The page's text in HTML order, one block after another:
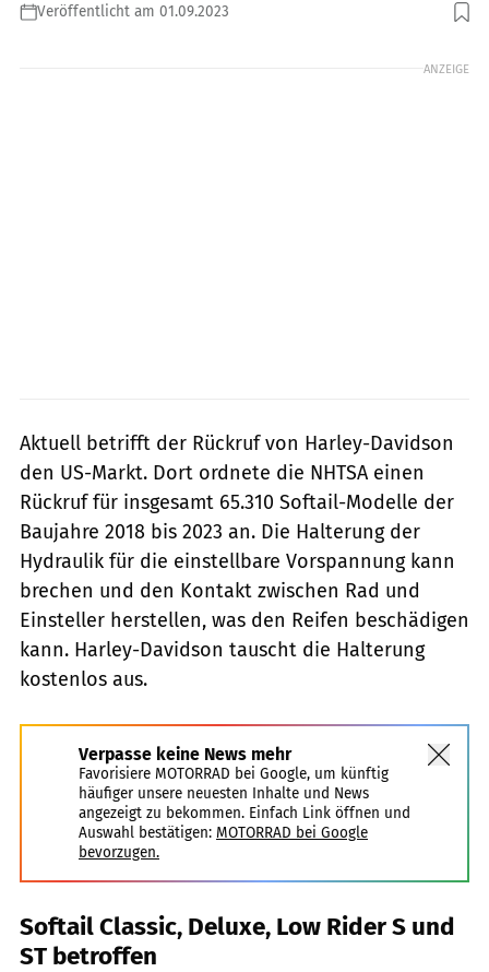
Veröffentlicht am 01.09.2023
Foto: Harley-Davidson
ANZEIGE
Aktuell betrifft der Rückruf von Harley-Davidson
den US-Markt. Dort ordnete die NHTSA einen
Rückruf für insgesamt 65.310 Softail-Modelle der
Baujahre 2018 bis 2023 an. Die Halterung der
Hydraulik für die einstellbare Vorspannung kann
brechen und den Kontakt zwischen Rad und
Einsteller herstellen, was den Reifen beschädigen
kann. Harley-Davidson tauscht die Halterung
kostenlos aus.
Verpasse keine News mehr
Favorisiere MOTORRAD bei Google, um künftig
häufiger unsere neuesten Inhalte und News
angezeigt zu bekommen. Einfach Link öffnen und
Auswahl bestätigen: MOTORRAD bei Google
bevorzugen.
Softail Classic, Deluxe, Low Rider S und
ST betroffen